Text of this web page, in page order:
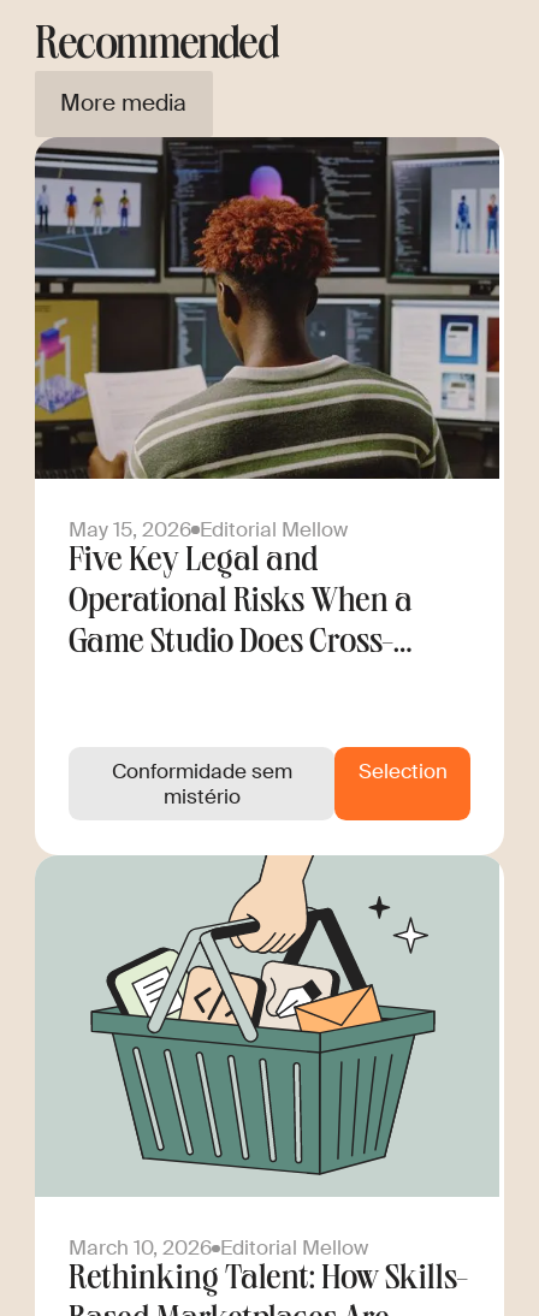
Recommended
More media
May 15, 2026 Editorial Mellow
Five Key Legal and
Operational Risks When a
Game Studio Does Cross-
Conformidade sem
mistério
Selection
March 10, 2026 Editorial Mellow
Rethinking Talent: How Skills-